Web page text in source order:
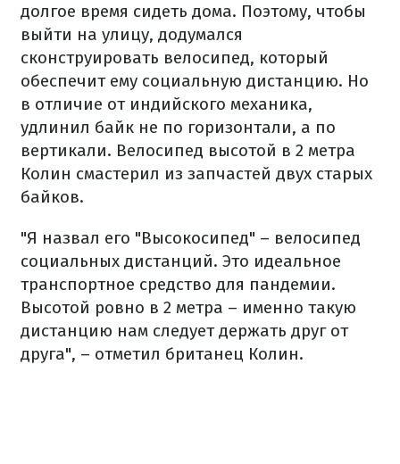
долгое время сидеть дома. Поэтому, чтобы
выйти на улицу, додумался
сконструировать велосипед, который
обеспечит ему социальную дистанцию. Но
в отличие от индийского механика,
удлинил байк не по горизонтали, а по
вертикали. Велосипед высотой в 2 метра
Колин смастерил из запчастей двух старых
байков.
"Я назвал его "Высокосипед" – велосипед
социальных дистанций. Это идеальное
транспортное средство для пандемии.
Высотой ровно в 2 метра – именно такую
дистанцию нам следует держать друг от
друга", – отметил британец Колин.